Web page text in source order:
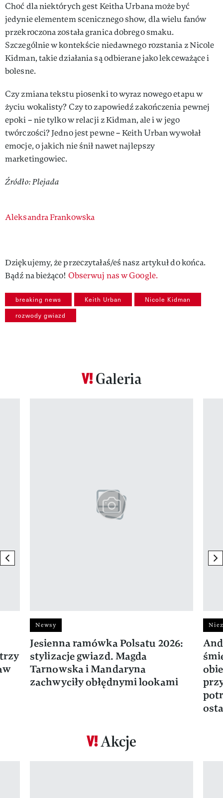
Choć dla niektórych gest Keitha Urbana może być
jedynie elementem scenicznego show, dla wielu fanów
przekroczona została granica dobrego smaku.
Szczególnie w kontekście niedawnego rozstania z Nicole
Kidman, takie działania są odbierane jako lekceważące i
bolesne.
Czy zmiana tekstu piosenki to wyraz nowego etapu w
życiu wokalisty? Czy to zapowiedź zakończenia pewnej
epoki – nie tylko w relacji z Kidman, ale i w jego
twórczości? Jedno jest pewne – Keith Urban wywołał
emocje, o jakich nie śnił nawet najlepszy
marketingowiec.
Źródło: Plejada
Authors
Aleksandra Frankowska
Dziękujemy, że przeczytałaś/eś nasz artykuł do końca.
Bądź na bieżąco! Obserwuj nas w Google.
breaking news Keith Urban Nicole Kidman
rozwody gwiazd
Galeria
previous element
Newsy
Jesienna ramówka Polsatu 2026:
stylizacje gwiazd. Magda
Tarnowska i Mandaryna
zachwyciły obłędnymi lookami
Akcje